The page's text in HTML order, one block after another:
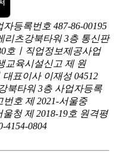
등록번호 487-86-00195
리츠강북타워 3층 통신판
호ㅣ직업정보제공사업
교육시설신고 제 원
대표이사 이재성 04512
북타워 3층 사업자등록
번호 제 2021-서울중
청 제 2018-19호 원격평
4154-0804